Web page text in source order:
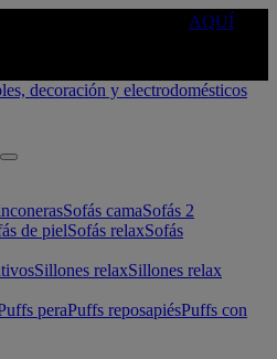
AQUÍ
Sofás camaSofás 2
de pielSofás relaxSofás
Sillones relaxSillones relax
peraPuffs reposapiésPuffs con